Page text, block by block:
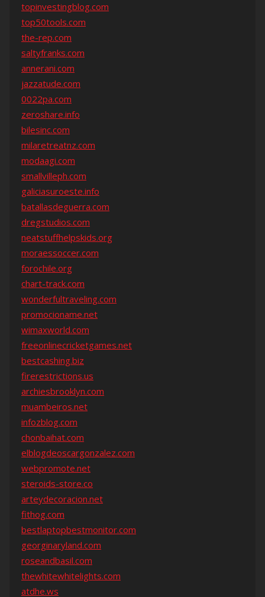
topinvestingblog.com
top50tools.com
the-rep.com
saltyfranks.com
annerani.com
jazzatude.com
0022pa.com
zeroshare.info
bilesinc.com
milaretreatnz.com
modaagi.com
smallvilleph.com
galiciasuroeste.info
batallasdeguerra.com
dregstudios.com
neatstuffhelpskids.org
moraessoccer.com
forochile.org
chart-track.com
wonderfultraveling.com
promocioname.net
wimaxworld.com
freeonlinecricketgames.net
bestcashing.biz
firerestrictions.us
archiesbrooklyn.com
muambeiros.net
infozblog.com
chonbaihat.com
elblogdeoscargonzalez.com
webpromote.net
steroids-store.co
arteydecoracion.net
fithog.com
bestlaptopbestmonitor.com
georginaryland.com
roseandbasil.com
thewhitewhitelights.com
atdhe.ws